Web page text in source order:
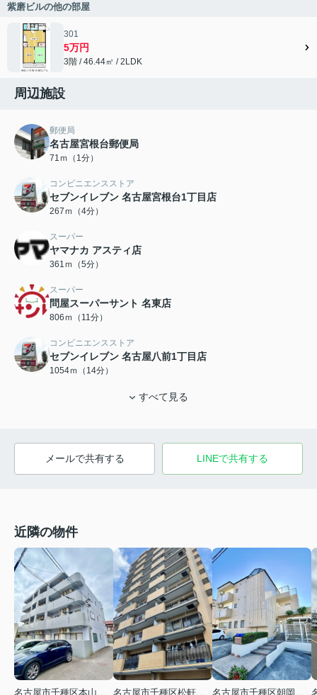
紫磨ビルの他の部屋
301
5万円
3階 / 46.44㎡ / 2LDK
周辺施設
郵便局
名古屋宮根台郵便局
71ｍ（1分）
コンビニエンスストア
セブンイレブン 名古屋宮根台1丁目店
267ｍ（4分）
スーパー
ヤマナカ アスティ店
361ｍ（5分）
スーパー
問屋スーパーサント 名東店
806ｍ（11分）
コンビニエンスストア
セブンイレブン 名古屋八前1丁目店
1054ｍ（14分）
すべて見る
メールで共有する LINEで共有する
近隣の物件